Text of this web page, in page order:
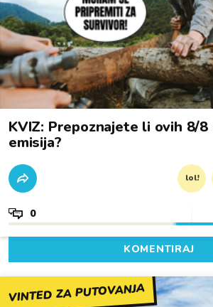
KVIZ: Prepoznajete li ovih 8/
emisija?
lol!
0
KOMENTIRAJ
VINTED ZA PUTOVANJA